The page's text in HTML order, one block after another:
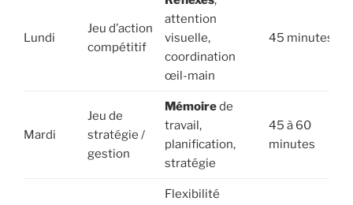
Lundi
Jeu d’action
compétitif
attention
visuelle,
coordination
œil-main
45 minutes
Mardi
Jeu de
stratégie /
gestion
Mémoirede
travail,
planification,
stratégie
45 à 60
minutes
Flexibilité